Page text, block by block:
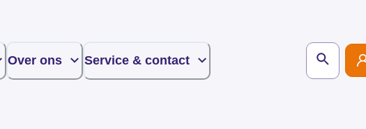
Over ons Service & contact